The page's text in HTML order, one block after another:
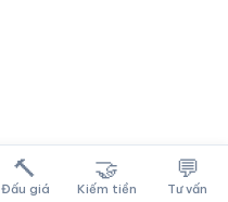
🔨
Đấu giá
🤝
Kiếm tiền
💬
Tư vấn